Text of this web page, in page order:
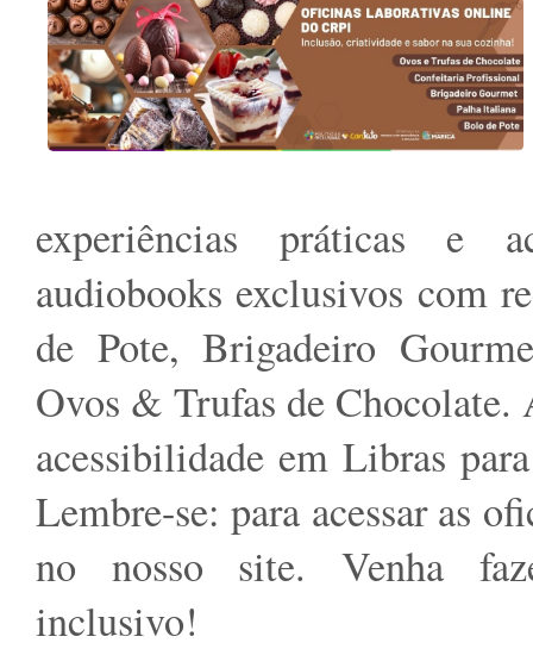
experiências práticas e
audiobooks exclusivos com
de Pote, Brigadeiro
Ovos & Trufas de
acessibilidade em Libras
Lembre-se: para acessar as
no nosso site. Venha
inclusivo!